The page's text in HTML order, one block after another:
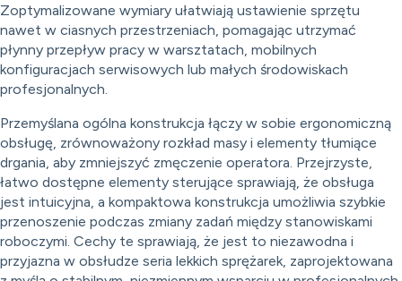
Zoptymalizowane wymiary ułatwiają ustawienie sprzętu
nawet w ciasnych przestrzeniach, pomagając utrzymać
płynny przepływ pracy w warsztatach, mobilnych
konfiguracjach serwisowych lub małych środowiskach
profesjonalnych.
Przemyślana ogólna konstrukcja łączy w sobie ergonomiczną
obsługę, zrównoważony rozkład masy i elementy tłumiące
drgania, aby zmniejszyć zmęczenie operatora. Przejrzyste,
łatwo dostępne elementy sterujące sprawiają, że obsługa
jest intuicyjna, a kompaktowa konstrukcja umożliwia szybkie
przenoszenie podczas zmiany zadań między stanowiskami
roboczymi. Cechy te sprawiają, że jest to niezawodna i
przyjazna w obsłudze seria lekkich sprężarek, zaprojektowana